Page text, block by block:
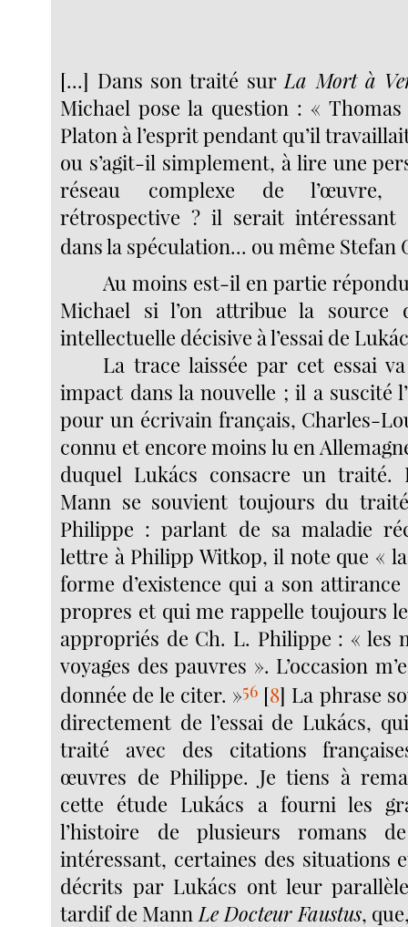
[...] Dans son traité sur La Mort à
Michael pose la question : «
Platon à l’esprit pendant qu’il
ou s’agit-il simplement, à lire une
réseau complexe de l’œuvre,
rétrospective ? il serait intéressant
dans la spéculation... ou même Stefan
Au moins est-il en partie
Michael si l’on attribue la source
intellectuelle décisive à l’essai de
La trace laissée par cet essai
impact dans la nouvelle ; il a suscité
pour un écrivain français, Charles-
connu et encore moins lu en
duquel Lukács consacre un traité.
Mann se souvient toujours du
Philippe : parlant de sa maladie
lettre à Philipp Witkop, il note que «
forme d’existence qui a son attirance
propres et qui me rappelle toujours
appropriés de Ch. L. Philippe : « les
voyages des pauvres ». L’occasion
donnée de le citer. »56[8] La phrase
directement de l’essai de Lukács,
traité avec des citations
œuvres de Philippe. Je tiens à
cette étude Lukács a fourni les
l’histoire de plusieurs romans
intéressant, certaines des situations
décrits par Lukács ont leur
tardif de Mann Le Docteur Faustus,